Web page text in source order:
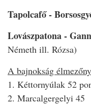
Tapolcafő -
Lovászpatona -
Németh ill. Rózsa)
A bajnokság
1. Kéttornyúlak 52
2. Marcalgergelyi 45